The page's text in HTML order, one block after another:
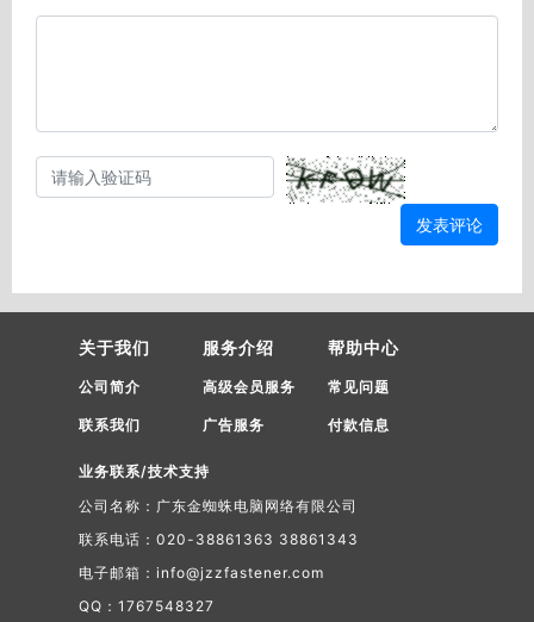
发表评论
关于我们
公司简介
联系我们
服务介绍
高级会员服务
广告服务
帮助中心
常见问题
付款信息
业务联系/技术支持
公司名称：广东金蜘蛛电脑网络有限公司
联系电话：020-38861363 38861343
电子邮箱：info@jzzfastener.com
QQ：1767548327